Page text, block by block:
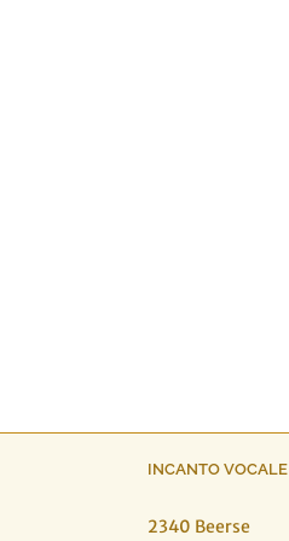
INCANTO VOCALE
2340 Beerse